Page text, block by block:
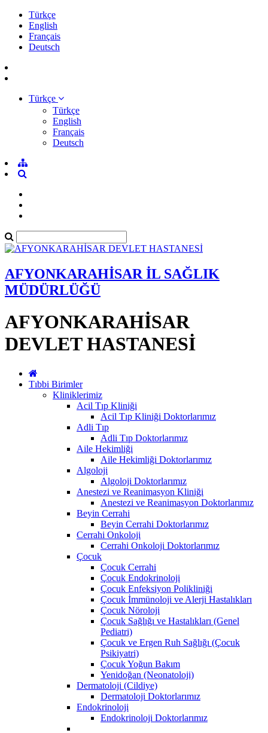
Türkçe
English
Français
Deutsch
Türkçe
Türkçe
English
Français
Deutsch
AFYONKARAHİSAR İL SAĞLIK
MÜDÜRLÜĞÜ
AFYONKARAHİSAR
DEVLET HASTANESİ
Tıbbi Birimler
Kliniklerimiz
Acil Tıp Kliniği
Acil Tıp Kliniği Doktorlarımız
Adli Tıp
Adli Tıp Doktorlarımız
Aile Hekimliği
Aile Hekimliği Doktorlarımız
Algoloji
Algoloji Doktorlarımız
Anestezi ve Reanimasyon Kliniği
Anestezi ve Reanimasyon Doktorlarımız
Beyin Cerrahi
Beyin Cerrahi Doktorlarımız
Cerrahi Onkoloji
Cerrahi Onkoloji Doktorlarımız
Çocuk
Çocuk Cerrahi
Çocuk Endokrinoloji
Çocuk Enfeksiyon Polikliniği
Çocuk İmmünoloji ve Alerji Hastalıkları
Çocuk Nöroloji
Çocuk Sağlığı ve Hastalıkları (Genel
Pediatri)
Çocuk ve Ergen Ruh Sağlığı (Çocuk
Psikiyatri)
Çocuk Yoğun Bakım
Yenidoğan (Neonatoloji)
Dermatoloji (Cildiye)
Dermatoloji Doktorlarımız
Endokrinoloji
Endokrinoloji Doktorlarımız